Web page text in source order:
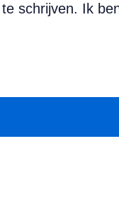
schrijven. Ik